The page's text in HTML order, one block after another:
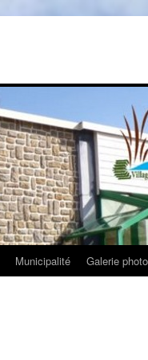
Municipalité Galerie